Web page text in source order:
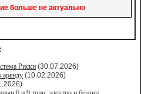
больше не актуально
Риски (30.07.2026)
аренду (10.02.2026)